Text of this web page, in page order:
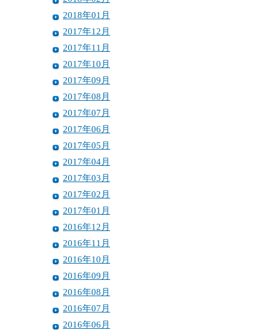
2018年01月
2017年12月
2017年11月
2017年10月
2017年09月
2017年08月
2017年07月
2017年06月
2017年05月
2017年04月
2017年03月
2017年02月
2017年01月
2016年12月
2016年11月
2016年10月
2016年09月
2016年08月
2016年07月
2016年06月